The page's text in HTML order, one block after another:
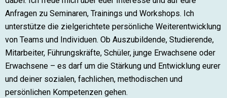
Anfragen zu Seminaren, Trainings und Workshops. Ich
unterstütze die zielgerichtete persönliche Weiterentwicklung
von Teams und Individuen. Ob Auszubildende, Studierende,
Mitarbeiter, Führungskräfte, Schüler, junge Erwachsene oder
Erwachsene – es darf um die Stärkung und Entwicklung eurer
und deiner sozialen, fachlichen, methodischen und
persönlichen Kompetenzen gehen.